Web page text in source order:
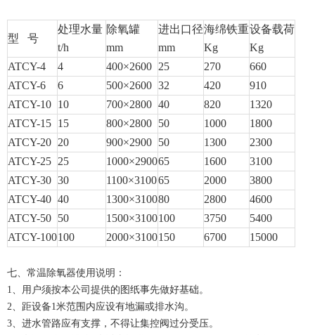
型 号
处理水量
t/h
除氧罐
mm
进出口径
mm
海绵铁重
Kg
设备载荷
Kg
ATCY-4
4 400×2600 25 270
660
ATCY-6
6 500×2600 32 420
910
ATCY-10 10 700×2800 40 820
1320
ATCY-15 15 800×2800 50 1000
1800
ATCY-20 20 900×2900 50 1300
2300
ATCY-25 25 1000×290065 1600
3100
ATCY-30 30 1100×310065 2000
3800
ATCY-40 40 1300×310080 2800
4600
ATCY-50 50 1500×3100100 3750
5400
ATCY-100100 2000×3100150 6700 15000
七、常温除氧器使用说明：
1、用户须按本公司提供的图纸事先做好基础。
2、距设备1米范围内应设有地漏或排水沟。
3、进水管路应有支撑，不得让集控阀过分受压。